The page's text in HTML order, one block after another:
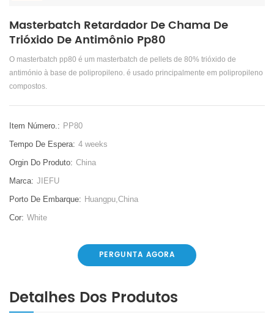
Masterbatch Retardador De Chama De
Trióxido De Antimônio Pp80
O masterbatch pp80 é um masterbatch de pellets de 80% trióxido de
antimónio à base de polipropileno. é usado principalmente em polipropileno
compostos.
Item Número.: PP80​
Tempo De Espera: 4 weeks
Orgin Do Produto: China
Marca: JIEFU
Porto De Embarque: Huangpu,China
Cor: White
PERGUNTA AGORA
Detalhes Dos Produtos